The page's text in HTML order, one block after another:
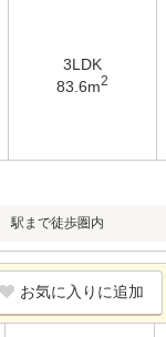
3LDK
83.6m2
まで徒歩圏内
お気に入りに追加